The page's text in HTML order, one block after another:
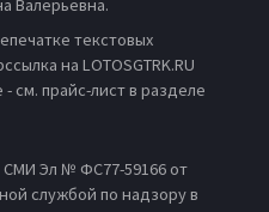
Валерьевна.
текстовых
на LOTOSGTRK.RU
см. прайс-лист в разделе
СМИ Эл № ФС77-59166 от
службой по надзору в